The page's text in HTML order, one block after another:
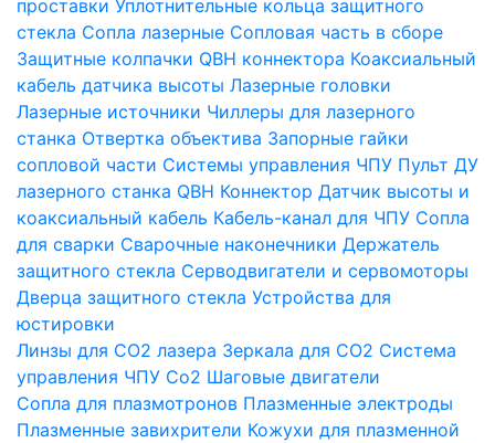
проставки Уплотнительные кольца защитного
стекла Сопла лазерные Сопловая часть в сборе
Защитные колпачки QBH коннектора Коаксиальный
кабель датчика высоты Лазерные головки
Лазерные источники Чиллеры для лазерного
станка Отвертка объектива Запорные гайки
сопловой части Системы управления ЧПУ Пульт ДУ
лазерного станка QBH Коннектор Датчик высоты и
коаксиальный кабель Кабель-канал для ЧПУ Сопла
для сварки Сварочные наконечники Держатель
защитного стекла Серводвигатели и сервомоторы
Дверца защитного стекла Устройства для
юстировки
Линзы для СО2 лазера Зеркала для СО2 Система
управления ЧПУ Co2 Шаговые двигатели
Сопла для плазмотронов Плазменные электроды
Плазменные завихрители Кожухи для плазменной